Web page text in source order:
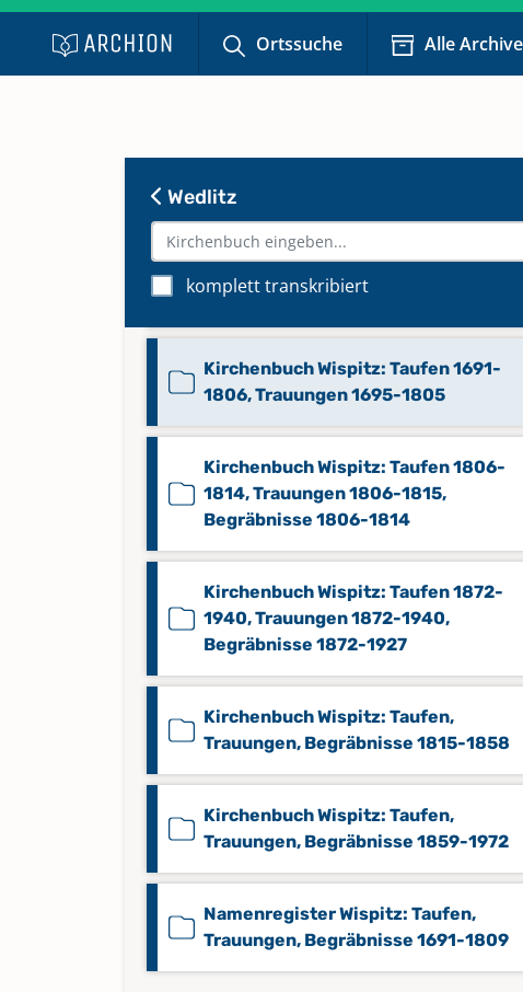
Ortssuche Alle Archive
Wedlitz
komplett transkribiert
Kirchenbuch Wispitz: Begräbnisse
1691-1806
Keine verfügbaren Digitalisate
1876-1927
Kirchenbuch Wispitz: Taufen 1691-
1806, Trauungen 1695-1805
Kirchenbuch Wispitz: Taufen 1806-
1814, Trauungen 1806-1815,
Begräbnisse 1806-1814
Kirchenbuch Wispitz: Taufen 1872-
1940, Trauungen 1872-1940,
Begräbnisse 1872-1927
Kirchenbuch Wispitz: Taufen,
Trauungen, Begräbnisse 1815-1858
Kirchenbuch Wispitz: Taufen,
Trauungen, Begräbnisse 1859-1972
Namenregister Wispitz: Taufen,
Trauungen, Begräbnisse 1691-1809